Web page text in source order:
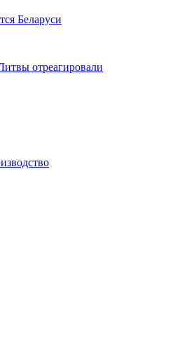
Беларуси
отреагировали